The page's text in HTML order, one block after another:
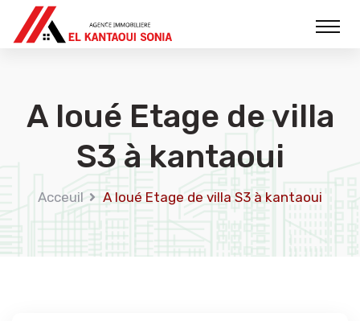
A loué Etage de villa
S3 à kantaoui
Acceuil A loué Etage de villa S3 à kantaoui